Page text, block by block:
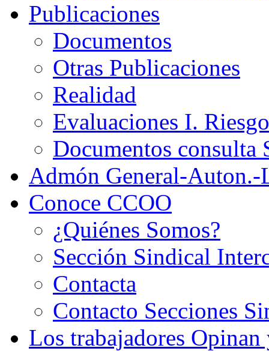
Publicaciones
Documentos
Otras Publicaciones
Realidad
Evaluaciones I.
Documentos consulta
Admón General-Auton.-
Conoce CCOO
¿Quiénes Somos?
Sección Sindical
Contacta
Contacto Secciones
Los trabajadores Opinan